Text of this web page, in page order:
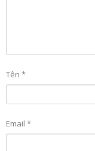
Tên *
Email *